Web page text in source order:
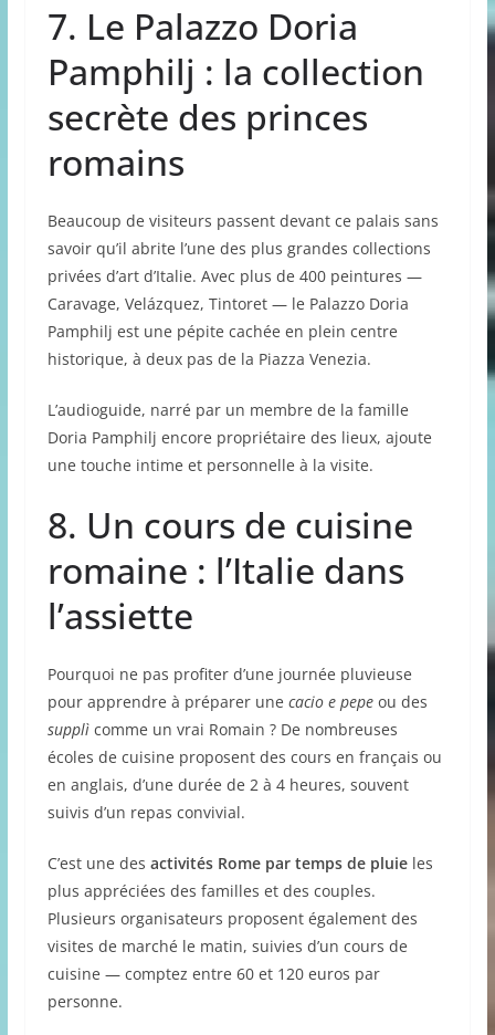
7. Le Palazzo Doria
Pamphilj : la collection
secrète des princes
romains
Beaucoup de visiteurs passent devant ce palais sans
savoir qu’il abrite l’une des plus grandes collections
privées d’art d’Italie. Avec plus de 400 peintures —
Caravage, Velázquez, Tintoret — le Palazzo Doria
Pamphilj est une pépite cachée en plein centre
historique, à deux pas de la Piazza Venezia.
L’audioguide, narré par un membre de la famille
Doria Pamphilj encore propriétaire des lieux, ajoute
une touche intime et personnelle à la visite.
8. Un cours de cuisine
romaine : l’Italie dans
l’assiette
Pourquoi ne pas profiter d’une journée pluvieuse
pour apprendre à préparer une cacio e pepeou des
supplìcomme un vrai Romain ? De nombreuses
écoles de cuisine proposent des cours en français ou
en anglais, d’une durée de 2 à 4 heures, souvent
suivis d’un repas convivial.
C’est une des activités Rome par temps de pluieles
plus appréciées des familles et des couples.
Plusieurs organisateurs proposent également des
visites de marché le matin, suivies d’un cours de
cuisine — comptez entre 60 et 120 euros par
personne.